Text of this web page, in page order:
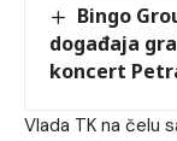
Bingo
događaja
koncert
Vlada TK na čelu